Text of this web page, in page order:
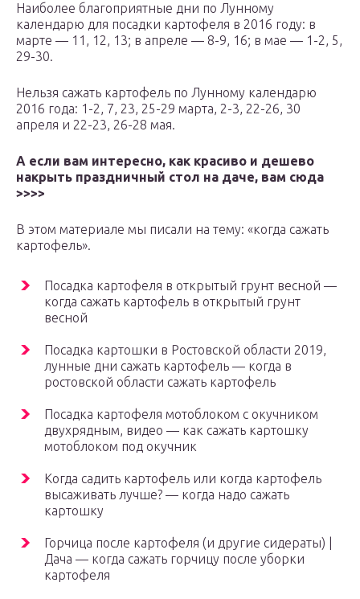
Наиболее благоприятные дни по Лунному
календарю для посадки картофеля в 2016 году: в
марте — 11, 12, 13; в апреле — 8-9, 16; в мае — 1-2, 5,
29-30.
Нельзя сажать картофель по Лунному календарю
2016 года: 1-2, 7, 23, 25-29 марта, 2-3, 22-26, 30
апреля и 22-23, 26-28 мая.
А если вам интересно, как красиво и дешево
накрыть праздничный стол на даче, вам сюда
>>>>
В этом материале мы писали на тему: «когда сажать
картофель».
Посадка картофеля в открытый грунт весной —
когда сажать картофель в открытый грунт
весной
Посадка картошки в Ростовской области 2019,
лунные дни сажать картофель — когда в
ростовской области сажать картофель
Посадка картофеля мотоблоком с окучником
двухрядным, видео — как сажать картошку
мотоблоком под окучник
Когда садить картофель или когда картофель
высаживать лучше? — когда надо сажать
картошку
Горчица после картофеля (и другие сидераты) |
Дача — когда сажать горчицу после уборки
картофеля